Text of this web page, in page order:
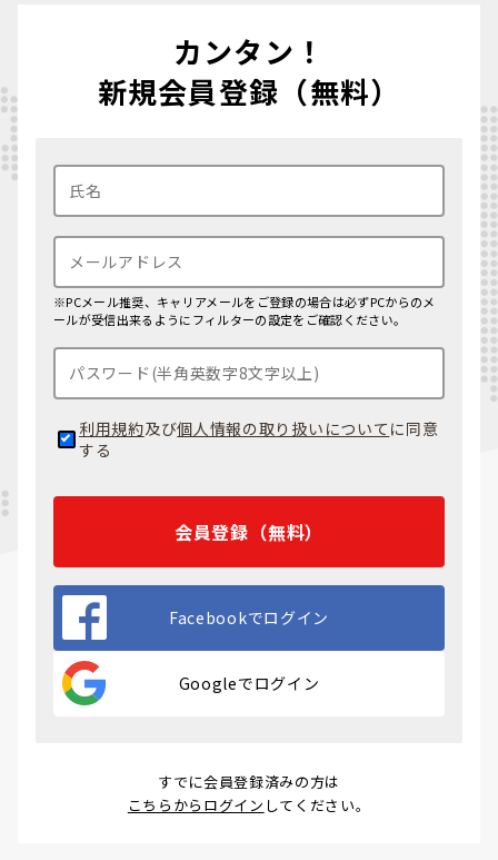
カンタン！
新規会員登録（無料）
※PCメール推奨、キャリアメールをご登録の場合は必ずPCからのメ
ールが受信出来るようにフィルターの設定をご確認ください。
利用規約及び個人情報の取り扱いについて に同意
する
会員登録（無料）
Facebookでログイン
Googleでログイン
すでに会員登録済みの方は
こちらからログイン してください。